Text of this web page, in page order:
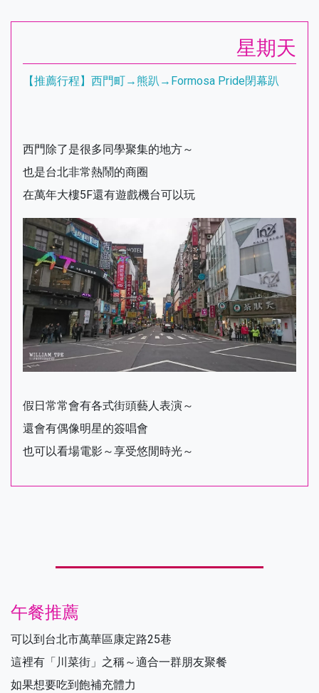
星期天
【推薦行程】西門町→熊趴→Formosa Pride閉幕趴
西門除了是很多同學聚集的地方～
也是台北非常熱鬧的商圈
在萬年大樓5F還有遊戲機台可以玩
假日常常會有各式街頭藝人表演～
還會有偶像明星的簽唱會
也可以看場電影～享受悠閒時光～
午餐推薦
可以到台北市萬華區康定路25巷
這裡有「川菜街」之稱～適合一群朋友聚餐
如果想要吃到飽補充體力